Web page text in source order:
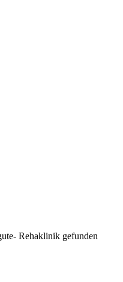
Rehaklinik gefunden